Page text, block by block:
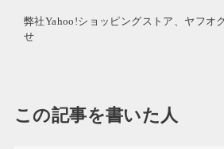
弊社Yahoo!ショッピングストア、ヤフオ
せ
この記事を書いた人